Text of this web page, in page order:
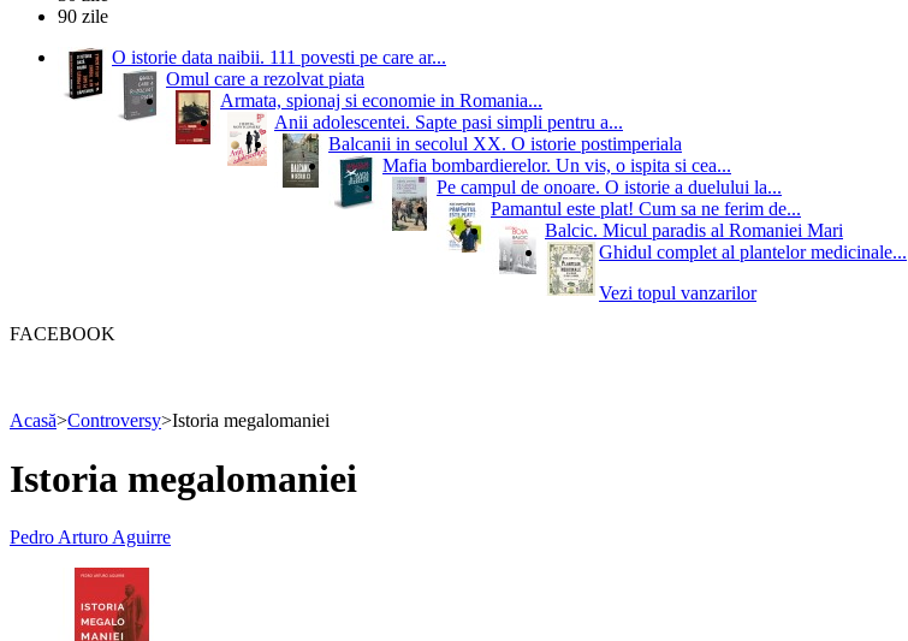
90 zile
O istorie data naibii. 111 povesti pe care ar...
Omul care a rezolvat piata
Armata, spionaj si economie in Romania...
Anii adolescentei. Sapte pasi simpli pentru a...
Balcanii in secolul XX. O istorie postimperiala
Mafia bombardierelor. Un vis, o ispita si cea...
Pe campul de onoare. O istorie a duelului la...
Pamantul este plat! Cum sa ne ferim de...
Balcic. Micul paradis al Romaniei Mari
Ghidul complet al plantelor medicinale...
Vezi topul vanzarilor
FACEBOOK
Acasă>Controversy>Istoria megalomaniei
Istoria megalomaniei
Pedro Arturo Aguirre